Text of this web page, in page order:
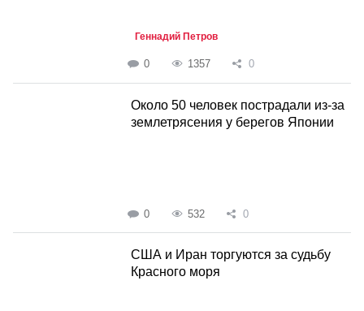
Геннадий Петров
0 1357 0
Около 50 человек пострадали из-за
землетрясения у берегов Японии
0 532 0
США и Иран торгуются за судьбу
Красного моря